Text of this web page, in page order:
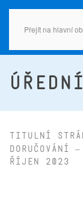
Přejít na hlavní
Titulní
doručování
ŘÍJEN 2023